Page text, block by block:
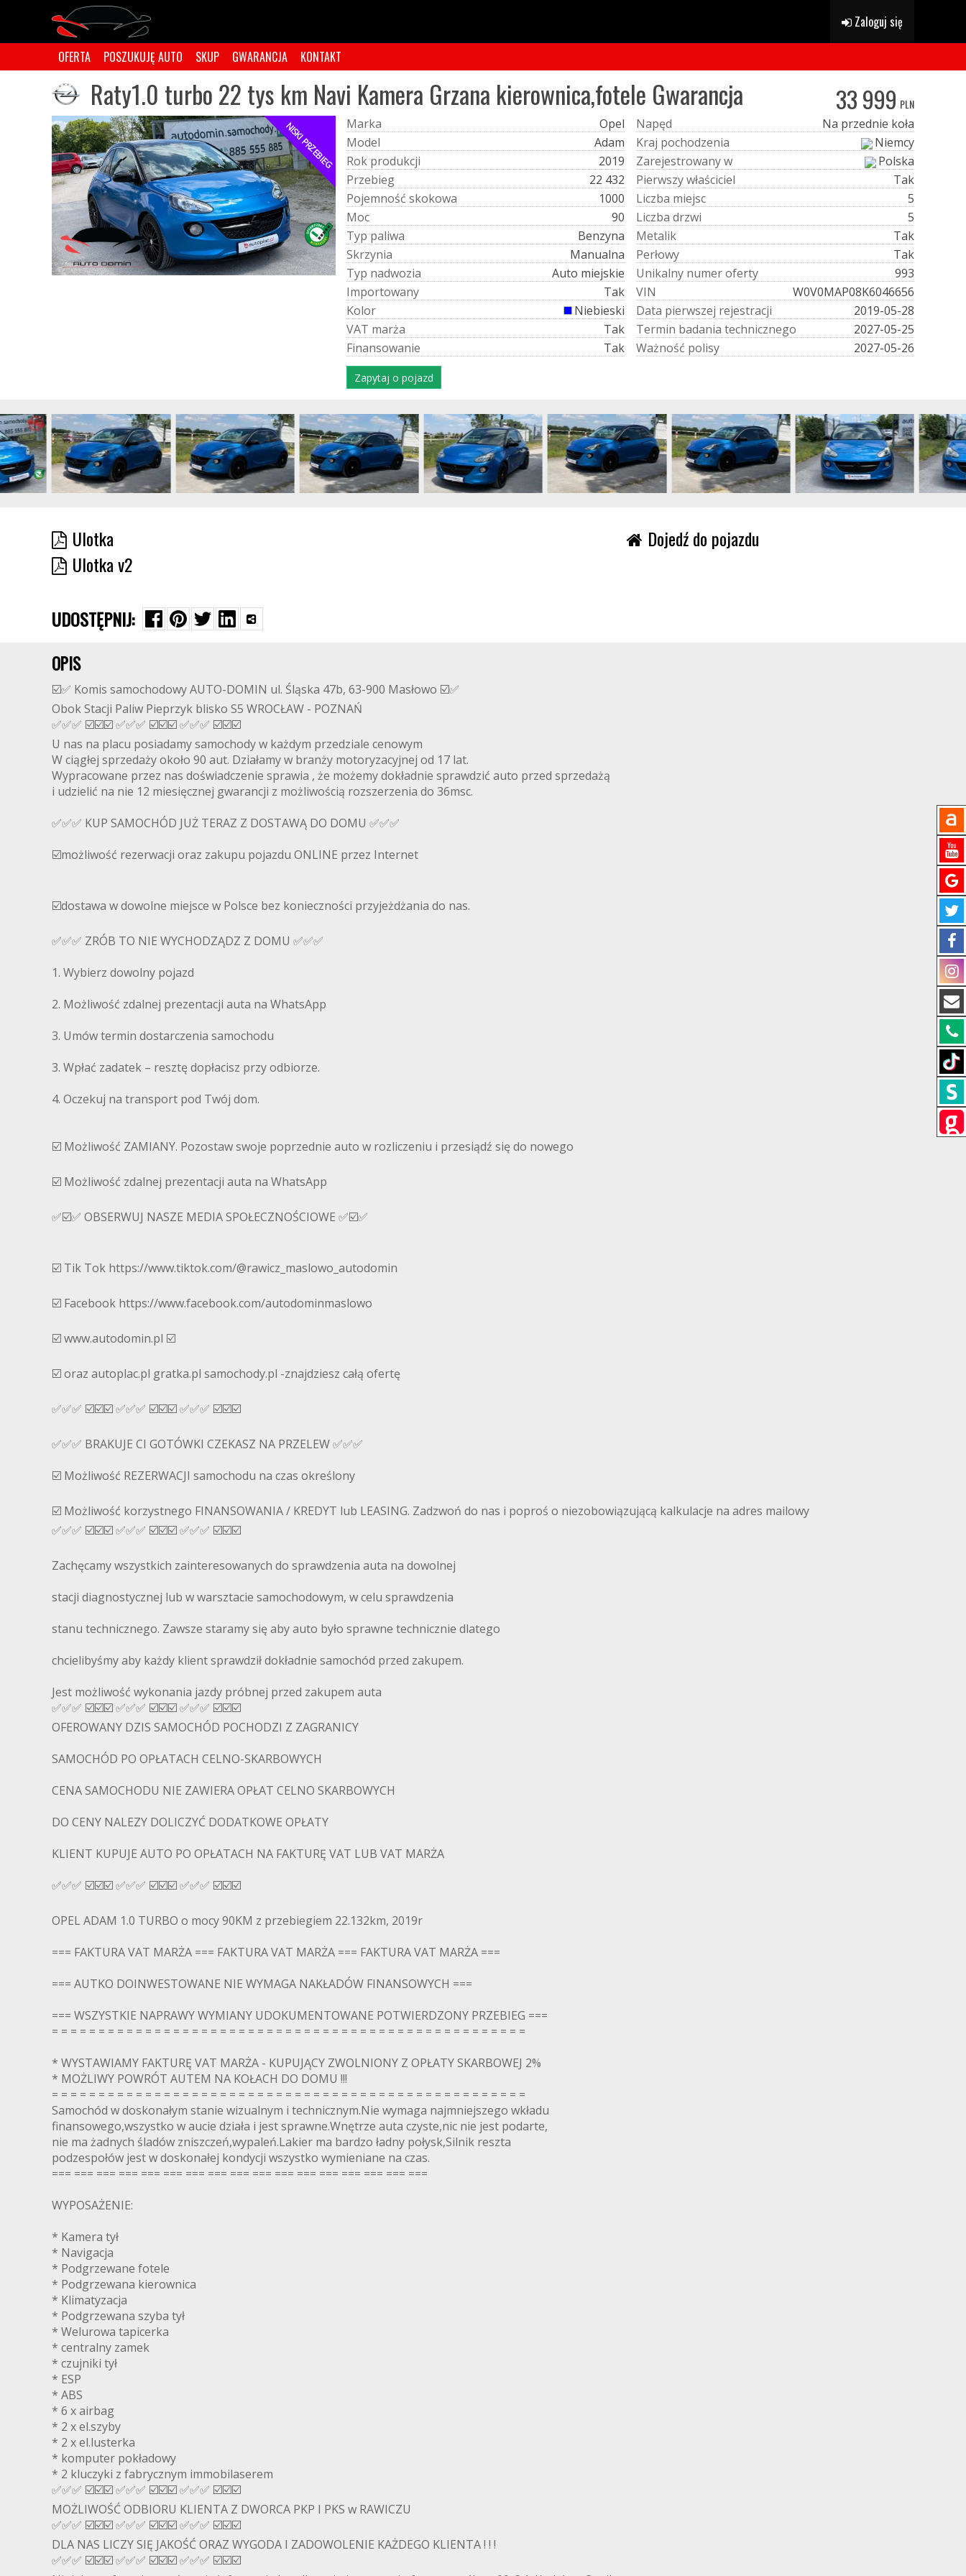
Zaloguj się
OFERTA POSZUKUJĘ AUTO SKUP GWARANCJA KONTAKT
Raty1.0 turbo 22 tys km Navi Kamera Grzana kierownica,fotele Gwarancja 33 999 PLN
NISKI PRZEBIEG Marka
Opel
Model
Adam
Rok produkcji
2019
Przebieg
22 432
Pojemność skokowa
1000
Moc
90
Typ paliwa
Benzyna
Skrzynia
Manualna
Typ nadwozia
Auto miejskie
Importowany
Tak
Kolor
Niebieski
VAT marża
Tak
Finansowanie Tak
Napęd
Na przednie koła
Kraj pochodzenia
Niemcy
Zarejestrowanyw
Polska
Pierwszywłaściciel
Tak
Liczba miejsc
5
Liczba drzwi
5
Metalik
Tak
Perłowy
Tak
Unikalny numeroferty
993
VIN
W0V0MAP08K6046656
Data pierwszej rejestracji
2019-05-28
Termin badania technicznego
2027-05-25
Ważność polisy 2027-05-26
Zapytaj o pojazd
Ulotka
Ulotka v2
Dojedź do pojazdu
UDOSTĘPNIJ:
OPIS
☑️✅ Komis samochodowy AUTO-DOMIN ul. Śląska 47b, 63-900 Masłowo ☑️✅
Obok Stacji Paliw Pieprzyk blisko S5 WROCŁAW - POZNAŃ
✅✅✅ ☑️☑️☑️ ✅✅✅ ☑️☑️☑️ ✅✅✅ ☑️☑️☑️
U nas na placu posiadamy samochody w każdym przedziale cenowym
W ciągłej sprzedaży około 90 aut. Działamy w branży motoryzacyjnej od 17 lat.
Wypracowane przez nas doświadczenie sprawia , że możemy dokładnie sprawdzić auto przed sprzedażą
i udzielić na nie 12 miesięcznej gwarancji z możliwością rozszerzenia do 36msc.
✅✅✅ KUP SAMOCHÓD JUŻ TERAZ Z DOSTAWĄ DO DOMU ✅✅✅
☑️możliwość rezerwacji oraz zakupu pojazdu ONLINE przez Internet
☑️dostawa w dowolne miejsce w Polsce bez konieczności przyjeżdżania do nas.
✅✅✅ ZRÓB TO NIE WYCHODZĄDZ Z DOMU ✅✅✅
1. Wybierz dowolny pojazd
2. Możliwość zdalnej prezentacji auta na WhatsApp
3. Umów termin dostarczenia samochodu
3. Wpłać zadatek – resztę dopłacisz przy odbiorze.
4. Oczekuj na transport pod Twój dom.
☑️ Możliwość ZAMIANY. Pozostaw swoje poprzednie auto w rozliczeniu i przesiądź się do nowego
☑️ Możliwość zdalnej prezentacji auta na WhatsApp
✅☑️✅ OBSERWUJ NASZE MEDIA SPOŁECZNOŚCIOWE ✅☑️✅
☑️ Tik Tok https://www.tiktok.com/@rawicz_maslowo_autodomin
☑️ Facebook https://www.facebook.com/autodominmaslowo
☑️ www.autodomin.pl ☑️
☑️ oraz autoplac.pl gratka.pl samochody.pl -znajdziesz całą ofertę
✅✅✅ ☑️☑️☑️ ✅✅✅ ☑️☑️☑️ ✅✅✅ ☑️☑️☑️
✅✅✅ BRAKUJE CI GOTÓWKI CZEKASZ NA PRZELEW ✅✅✅
☑️ Możliwość REZERWACJI samochodu na czas określony
☑️ Możliwość korzystnego FINANSOWANIA / KREDYT lub LEASING. Zadzwoń do nas i poproś o niezobowiązującą kalkulacje na adres mailowy
✅✅✅ ☑️☑️☑️ ✅✅✅ ☑️☑️☑️ ✅✅✅ ☑️☑️☑️
Zachęcamy wszystkich zainteresowanych do sprawdzenia auta na dowolnej
stacji diagnostycznej lub w warsztacie samochodowym, w celu sprawdzenia
stanu technicznego. Zawsze staramy się aby auto było sprawne technicznie dlatego
chcielibyśmy aby każdy klient sprawdził dokładnie samochód przed zakupem.
Jest możliwość wykonania jazdy próbnej przed zakupem auta
✅✅✅ ☑️☑️☑️ ✅✅✅ ☑️☑️☑️ ✅✅✅ ☑️☑️☑️
OFEROWANY DZIS SAMOCHÓD POCHODZI Z ZAGRANICY
SAMOCHÓD PO OPŁATACH CELNO-SKARBOWYCH
CENA SAMOCHODU NIE ZAWIERA OPŁAT CELNO SKARBOWYCH
DO CENY NALEZY DOLICZYĆ DODATKOWE OPŁATY
KLIENT KUPUJE AUTO PO OPŁATACH NA FAKTURĘ VAT LUB VAT MARŻA
✅✅✅ ☑️☑️☑️ ✅✅✅ ☑️☑️☑️ ✅✅✅ ☑️☑️☑️
OPEL ADAM 1.0 TURBO o mocy 90KM z przebiegiem 22.132km, 2019r
=== FAKTURA VAT MARŻA === FAKTURA VAT MARŻA === FAKTURA VAT MARŻA ===
=== AUTKO DOINWESTOWANE NIE WYMAGA NAKŁADÓW FINANSOWYCH ===
=== WSZYSTKIE NAPRAWY WYMIANY UDOKUMENTOWANE POTWIERDZONY PRZEBIEG ===
= = = = = = = = = = = = = = = = = = = = = = = = = = = = = = = = = = = = = = = = = = = = = = = = = = =
* WYSTAWIAMY FAKTURĘ VAT MARŻA - KUPUJĄCY ZWOLNIONY Z OPŁATY SKARBOWEJ 2%
* MOŻLIWY POWRÓT AUTEM NA KOŁACH DO DOMU !!!
= = = = = = = = = = = = = = = = = = = = = = = = = = = = = = = = = = = = = = = = = = = = = = = = = = =
Samochód w doskonałym stanie wizualnym i technicznym.Nie wymaga najmniejszego wkładu
finansowego,wszystko w aucie działa i jest sprawne.Wnętrze auta czyste,nic nie jest podarte,
nie ma żadnych śladów zniszczeń,wypaleń.Lakier ma bardzo ładny połysk,Silnik reszta
podzespołów jest w doskonałej kondycji wszystko wymieniane na czas.
=== === === === === === === === === === === === === === === === ===
WYPOSAŻENIE:
* Kamera tył
* Navigacja
* Podgrzewane fotele
* Podgrzewana kierownica
* Klimatyzacja
* Podgrzewana szyba tył
* Welurowa tapicerka
* centralny zamek
* czujniki tył
* ESP
* ABS
* 6 x airbag
* 2 x el.szyby
* 2 x el.lusterka
* komputer pokładowy
* 2 kluczyki z fabrycznym immobilaserem
✅✅✅ ☑️☑️☑️ ✅✅✅ ☑️☑️☑️ ✅✅✅ ☑️☑️☑️
MOŻLIWOŚĆ ODBIORU KLIENTA Z DWORCA PKP I PKS w RAWICZU
✅✅✅ ☑️☑️☑️ ✅✅✅ ☑️☑️☑️ ✅✅✅ ☑️☑️☑️
DLA NAS LICZY SIĘ JAKOŚĆ ORAZ WYGODA I ZADOWOLENIE KAŻDEGO KLIENTA ! ! !
✅✅✅ ☑️☑️☑️ ✅✅✅ ☑️☑️☑️ ✅✅✅ ☑️☑️☑️